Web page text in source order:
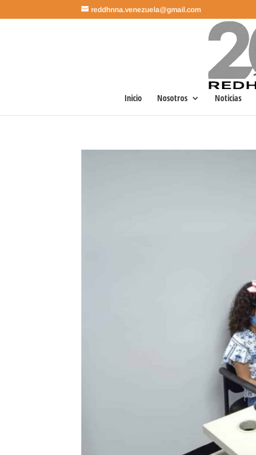
reddhnna.venezuela@gmail.com
Inicio Nosotros Noticias